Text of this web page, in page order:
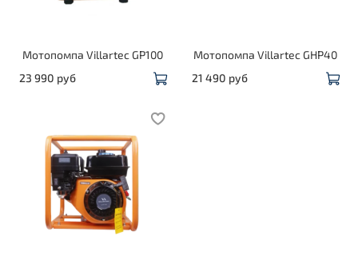
Мотопомпа Villartec GP100
23 990 руб
Мотопомпа Villartec GHP40
21 490 руб